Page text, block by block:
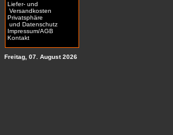
Liefer- und
Versandkosten
Privatsphäre
und Datenschutz
Impressum/AGB
Kontakt
Freitag, 07. August 2026